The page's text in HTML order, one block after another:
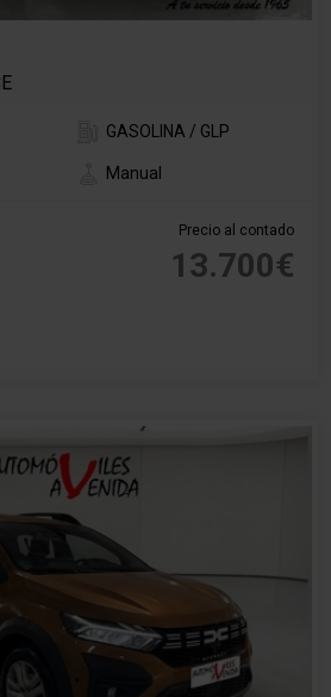
GASOLINA / GLP
Manual
Precio al contado
13.700€